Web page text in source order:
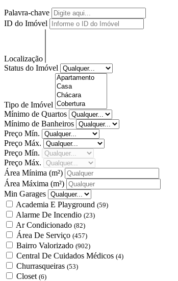
Palavra-chave
ID do Imóvel
Localização
Status do Imóvel
Tipo de Imóvel
Mínimo de Quartos
Mínimo de Banheiros
Preço Mín.
Preço Máx.
Preço Mín.
Preço Máx.
Área Mínima (m²)
Área Máxima (m²)
Min Garages
Academia E Playground (59)
Alarme De Incendio (23)
Ar Condicionado (82)
Área De Serviço (457)
Bairro Valorizado (902)
Central De Cuidados Médicos (4)
Churrasqueiras (53)
Closet (6)